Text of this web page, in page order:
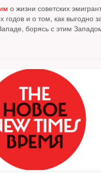
о жизни советских
годов и о том, как выгодно
борясь с этим